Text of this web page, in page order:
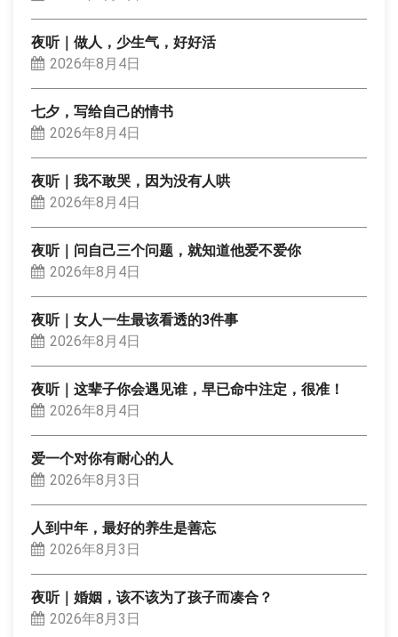
夜听｜做人，少生气，好好活
2026年8月4日
七夕，写给自己的情书
2026年8月4日
夜听｜我不敢哭，因为没有人哄
2026年8月4日
夜听｜问自己三个问题，就知道他爱不爱你
2026年8月4日
夜听｜女人一生最该看透的3件事
2026年8月4日
夜听｜这辈子你会遇见谁，早已命中注定，很准！
2026年8月4日
爱一个对你有耐心的人
2026年8月3日
人到中年，最好的养生是善忘
2026年8月3日
夜听｜婚姻，该不该为了孩子而凑合？
2026年8月3日